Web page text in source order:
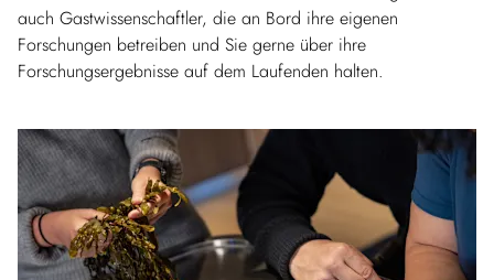
auch Gastwissenschaftler, die an Bord ihre eigenen
Forschungen betreiben und Sie gerne über ihre
Forschungsergebnisse auf dem Laufenden halten.